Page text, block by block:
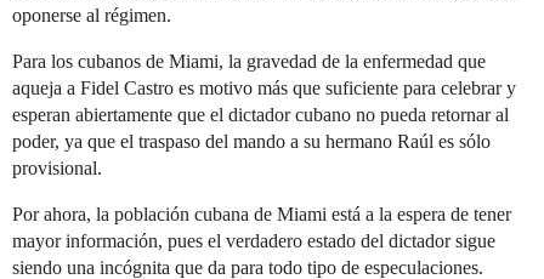
oponerse al régimen.
Para los cubanos de Miami, la gravedad de la enfermedad que
aqueja a Fidel Castro es motivo más que suficiente para celebrar y
esperan abiertamente que el dictador cubano no pueda retornar al
poder, ya que el traspaso del mando a su hermano Raúl es sólo
provisional.
Por ahora, la población cubana de Miami está a la espera de tener
mayor información, pues el verdadero estado del dictador sigue
siendo una incógnita que da para todo tipo de especulaciones.